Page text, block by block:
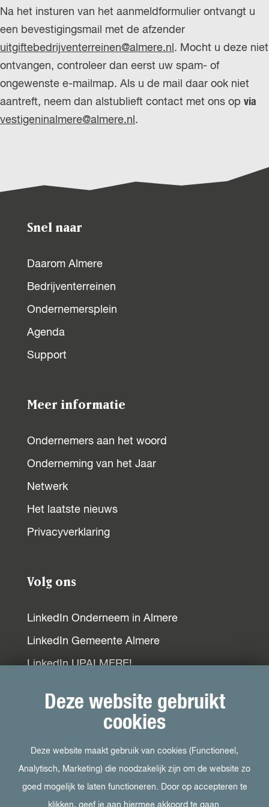
Deze website gebruikt
cookies
Deze website maakt gebruik van cookies (Functioneel,
Analytisch, Marketing) die noodzakelijk zijn om de website zo
goed mogelijk te laten functioneren. Door op accepteren te
klikken, geef je aan hiermee akkoord te gaan.
Na het insturen van het aanmeldformulier ontvangt u
een bevestigingsmail met de afzender
uitgiftebedrijventerreinen@almere.nl . Mocht u deze niet
ontvangen, controleer dan eerst uw spam- of
ongewenste e-mailmap. Als u de mail daar ook niet
aantreft, neem dan alstublieft contact met ons op via
vestigeninalmere@almere.nl .
Snel naar
Daarom Almere
Bedrijventerreinen
Ondernemersplein
Agenda
Support
Meer informatie
Ondernemers aan het woord
Onderneming van het Jaar
Netwerk
Het laatste nieuws
Privacyverklaring
Volg ons
LinkedIn Onderneem in Almere
LinkedIn Gemeente Almere
LinkedIn UPALMERE!
LinkedIn EOG